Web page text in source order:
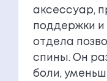
аксессуар,
поддержки и
отдела
спины. Он
боли,